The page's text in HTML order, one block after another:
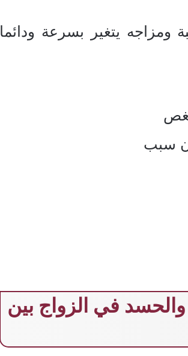
يتغير بسرعة ودائما
سبب
في الزواج بين